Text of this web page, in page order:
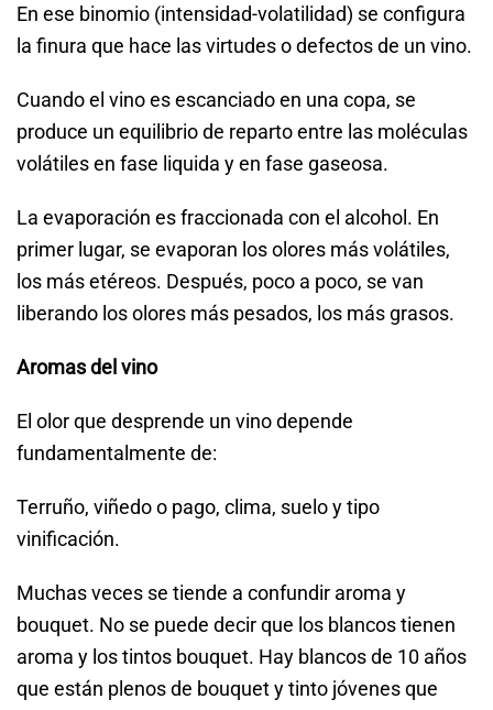
En ese binomio (intensidad-volatilidad) se configura
la finura que hace las virtudes o defectos de un vino.
Cuando el vino es escanciado en una copa, se
produce un equilibrio de reparto entre las moléculas
volátiles en fase liquida y en fase gaseosa.
La evaporación es fraccionada con el alcohol. En
primer lugar, se evaporan los olores más volátiles,
los más etéreos. Después, poco a poco, se van
liberando los olores más pesados, los más grasos.
Aromas del vino
El olor que desprende un vino depende
fundamentalmente de:
Terruño, viñedo o pago, clima, suelo y tipo
vinificación.
Muchas veces se tiende a confundir aroma y
bouquet. No se puede decir que los blancos tienen
aroma y los tintos bouquet. Hay blancos de 10 años
que están plenos de bouquet y tinto jóvenes que